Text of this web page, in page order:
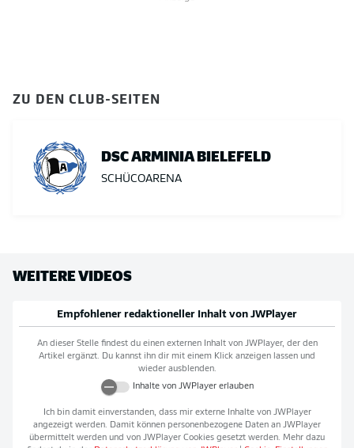
ZU DEN CLUB-SEITEN
DSC ARMINIA BIELEFELD
SCHÜCOARENA
WEITERE VIDEOS
Empfohlener redaktioneller Inhalt von JWPlayer
An dieser Stelle findest du einen externen Inhalt von JWPlayer, der den
Artikel ergänzt. Du kannst ihn dir mit einem Klick anzeigen lassen und
wieder ausblenden.
Inhalte von JWPlayererlauben
Ich bin damit einverstanden, dass mir externe Inhalte von JWPlayer
angezeigt werden. Damit können personenbezogene Daten an JWPlayer
übermittelt werden und von JWPlayer Cookies gesetzt werden. Mehr dazu